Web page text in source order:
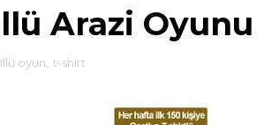
Arazi Oyunu
oyun t-shirt